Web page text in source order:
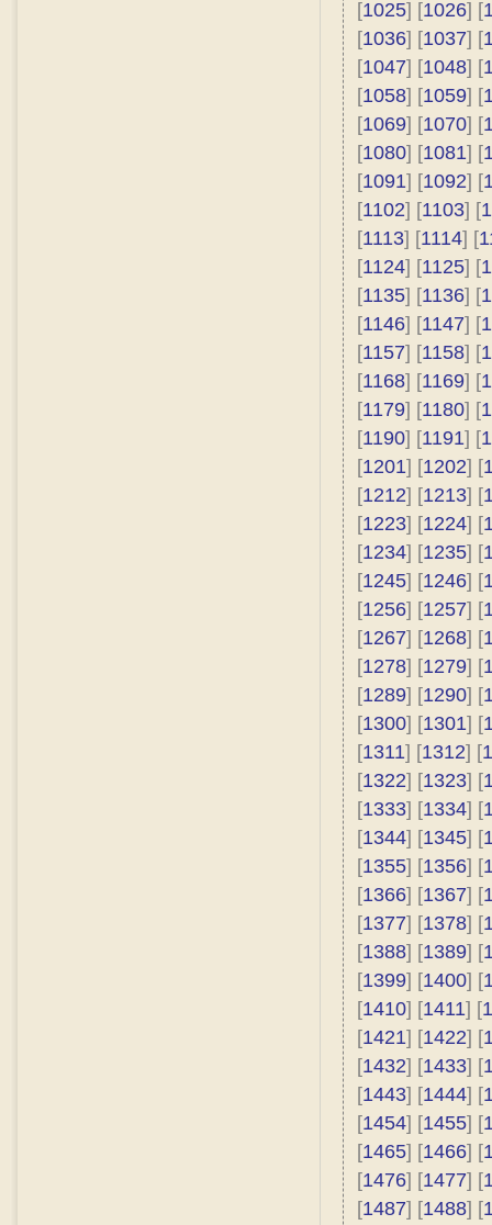
[1025] [1026] [
[1036] [1037] [
[1047] [1048] [
[1058] [1059] [
[1069] [1070] [
[1080] [1081] [
[1091] [1092] [
[1102] [1103] [
[1113] [1114] [
[1124] [1125] [
[1135] [1136] [
[1146] [1147] [
[1157] [1158] [
[1168] [1169] [
[1179] [1180] [
[1190] [1191] [
[1201] [1202] [
[1212] [1213] [
[1223] [1224] [
[1234] [1235] [
[1245] [1246] [
[1256] [1257] [
[1267] [1268] [
[1278] [1279] [
[1289] [1290] [
[1300] [1301] [
[1311] [1312] [
[1322] [1323] [
[1333] [1334] [
[1344] [1345] [
[1355] [1356] [
[1366] [1367] [
[1377] [1378] [
[1388] [1389] [
[1399] [1400] [
[1410] [1411] [
[1421] [1422] [
[1432] [1433] [
[1443] [1444] [
[1454] [1455] [
[1465] [1466] [
[1476] [1477] [
[1487] [1488] [